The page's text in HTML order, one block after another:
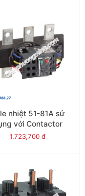
nhiệt 51-81A sử
với Contactor
E160 - Model
1,723,700 đ